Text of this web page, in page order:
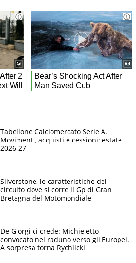
Tabellone Calciomercato Serie A.
Movimenti, acquisti e cessioni: estate
2026-27
Silverstone, le caratteristiche del
circuito dove si corre il Gp di Gran
Bretagna del Motomondiale
De Giorgi ci crede: Michieletto
convocato nel raduno verso gli Europei.
A sorpresa torna Rychlicki